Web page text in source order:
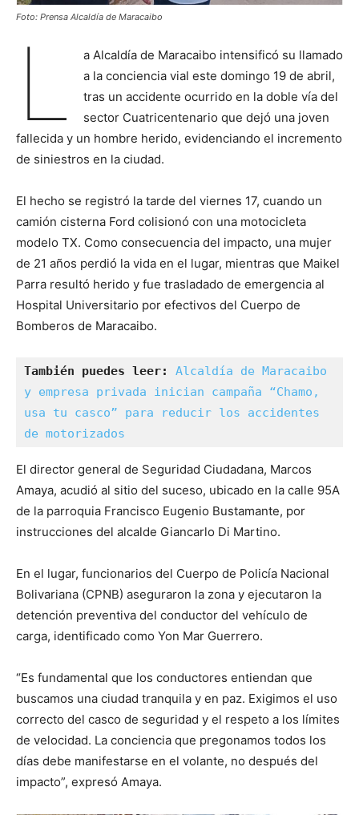
Foto: Prensa Alcaldía de Maracaibo
L
a Alcaldía de Maracaibo intensificó su llamado
a la conciencia vial este domingo 19 de abril,
tras un accidente ocurrido en la doble vía del
sector Cuatricentenario que dejó una joven
fallecida y un hombre herido, evidenciando el incremento
de siniestros en la ciudad.
El hecho se registró la tarde del viernes 17, cuando un
camión cisterna Ford colisionó con una motocicleta
modelo TX. Como consecuencia del impacto, una mujer
de 21 años perdió la vida en el lugar, mientras que Maikel
Parra resultó herido y fue trasladado de emergencia al
Hospital Universitario por efectivos del Cuerpo de
Bomberos de Maracaibo.
También puedes leer:
Alcaldía de Maracaibo
y empresa privada inician campaña “Chamo,
usa tu casco” para reducir los accidentes
de motorizados
El director general de Seguridad Ciudadana, Marcos
Amaya, acudió al sitio del suceso, ubicado en la calle 95A
de la parroquia Francisco Eugenio Bustamante, por
instrucciones del alcalde Giancarlo Di Martino.
En el lugar, funcionarios del Cuerpo de Policía Nacional
Bolivariana (CPNB) aseguraron la zona y ejecutaron la
detención preventiva del conductor del vehículo de
carga, identificado como Yon Mar Guerrero.
“Es fundamental que los conductores entiendan que
buscamos una ciudad tranquila y en paz. Exigimos el uso
correcto del casco de seguridad y el respeto a los límites
de velocidad. La conciencia que pregonamos todos los
días debe manifestarse en el volante, no después del
impacto”, expresó Amaya.